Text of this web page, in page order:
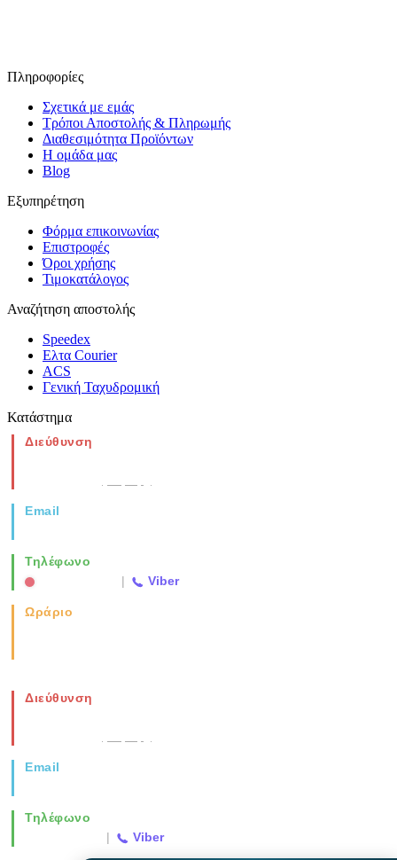
Πληροφορίες
Σχετικά με εμάς
Τρόποι Αποστολής & Πληρωμής
Διαθεσιμότητα Προϊόντων
Η ομάδα μας
Blog
Εξυπηρέτηση
Φόρμα επικοινωνίας
Επιστροφές
Όροι χρήσης
Τιμοκατάλογος
Αναζήτηση αποστολής
Speedex
Ελτα Courier
ACS
Γενική Ταχυδρομική
Κατάστημα
Διεύθυνση
Email
Τηλέφωνο
| Viber
Ωράριο
Διεύθυνση
Email
Τηλέφωνο
| Viber